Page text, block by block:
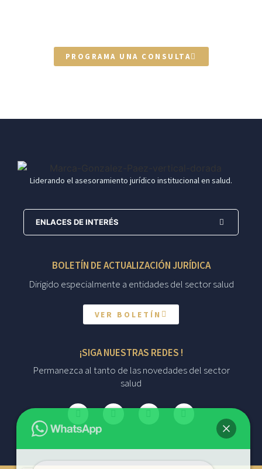
PROGRAMA UNA CONSULTA
Liderando el asesoramiento jurídico institucional en salud.
ENLACES DE INTERÉS
BOLETÍN DE ACTUALIZACIÓN JURÍDICA
Dirigido especialmente a entidades del sector salud
VER BOLETÍN
¡SIGA NUESTRAS REDES !
Permanezca al tanto de las novedades del sector
salud